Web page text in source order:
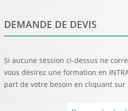
DEMANDE DE DEVIS
Si aucune session ci-dessus ne
vous désirez une formation en
part de votre besoin en cliquant sur